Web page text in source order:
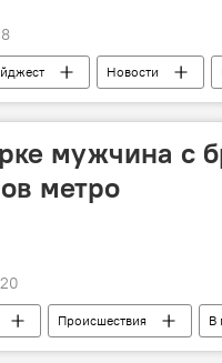
Новости
хоккей
мужчина с
метро
Происшествия В
бритва